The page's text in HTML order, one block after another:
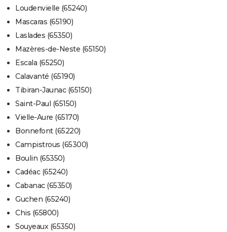
Loudenvielle (65240)
Mascaras (65190)
Laslades (65350)
Mazères-de-Neste (65150)
Escala (65250)
Calavanté (65190)
Tibiran-Jaunac (65150)
Saint-Paul (65150)
Vielle-Aure (65170)
Bonnefont (65220)
Campistrous (65300)
Boulin (65350)
Cadéac (65240)
Cabanac (65350)
Guchen (65240)
Chis (65800)
Souyeaux (65350)